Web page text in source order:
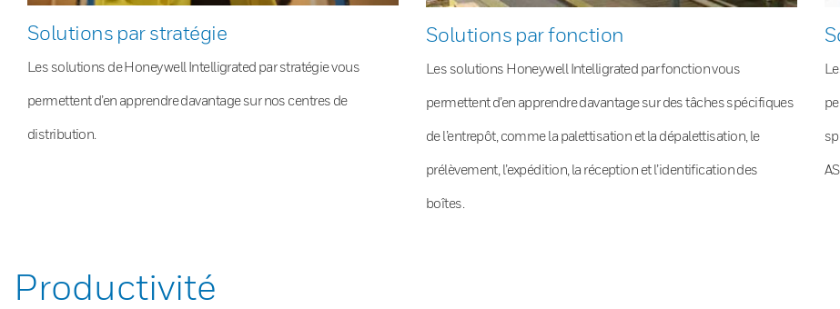
Solutions par stratégie
Les solutions de Honeywell Intelligrated par stratégie vous
permettent d’en apprendre davantage sur nos centres de
distribution.
Solutions par fonction
Les solutions Honeywell Intelligrated par fonction vous
permettent d’en apprendre davantage sur des tâches spécifiques
de l’entrepôt, comme la palettisation et la dépalettisation, le
prélèvement, l’expédition, la réception et l’identification des
boîtes.
Productivité